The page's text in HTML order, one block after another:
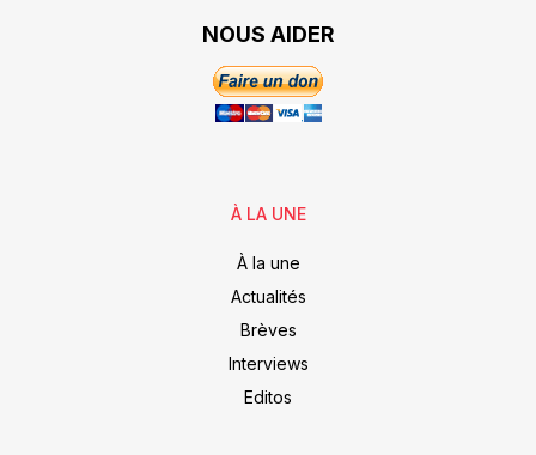
NOUS AIDER
À LA UNE
À la une
Actualités
Brèves
Interviews
Editos